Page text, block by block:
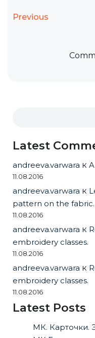
Previous
Latest
andreeva.varwara к
11.08.2016
andreeva.varwara к
pattern on the
11.08.2016
andreeva.varwara к
embroidery classes.
11.08.2016
andreeva.varwara к
embroidery classes.
11.08.2016
Latest Posts
МК. Карточки.